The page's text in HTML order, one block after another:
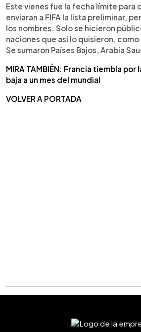
Este vienes fue la fecha límite para
enviaran a FIFA la lista preliminar,
los nombres. Solo se hicieron
naciones que así lo quisieron, como
Se sumaron Países Bajos, Arabia
MIRA TAMBIÉN: Francia tiembla por
baja a un mes del mundial
VOLVER A PORTADA